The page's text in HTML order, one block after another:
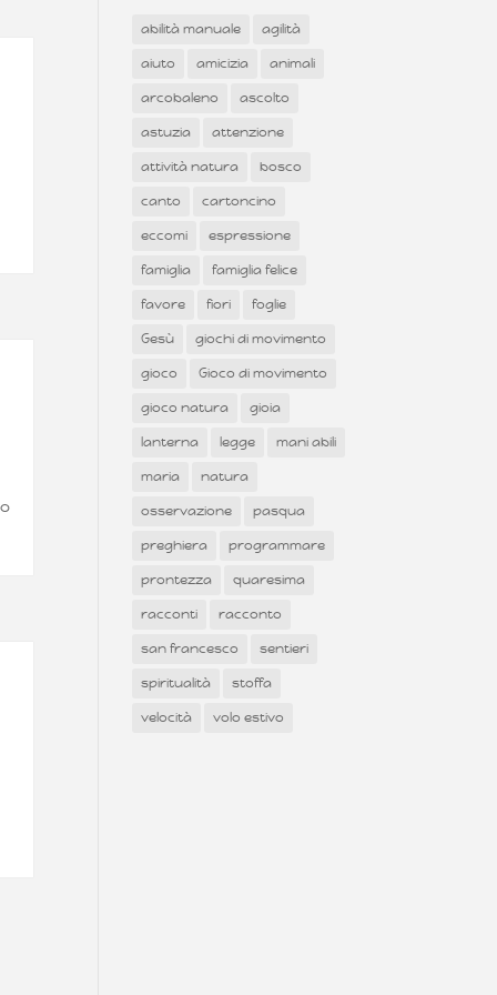
abilità manuale
agilità
aiuto
amicizia
animali
arcobaleno
ascolto
astuzia
attenzione
attività natura
bosco
canto
cartoncino
eccomi
espressione
famiglia
famiglia felice
favore
fiori
foglie
Gesù
giochi di movimento
gioco
Gioco di movimento
gioco natura
gioia
lanterna
legge
mani abili
maria
natura
osservazione
pasqua
preghiera
programmare
prontezza
quaresima
racconti
racconto
san francesco
sentieri
spiritualità
stoffa
velocità
volo estivo